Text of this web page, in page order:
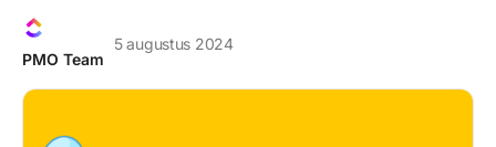
PMO Team
5 augustus 2024